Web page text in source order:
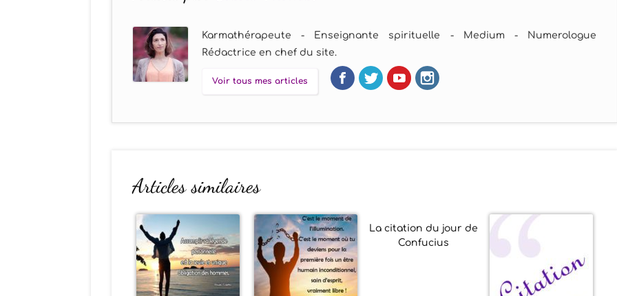
Karmathérapeute - Enseignante spirituelle - Medium - Numerologue
Rédactrice en chef du site.
Voir tous mes articles
Articles similaires
La citation du jour de
Confucius